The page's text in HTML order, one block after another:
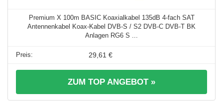
Premium X 100m BASIC Koaxialkabel 135dB 4-fach SAT
Antennenkabel Koax-Kabel DVB-S / S2 DVB-C DVB-T BK
Anlagen RG6 S ...
29,61 €
ZUM TOP ANGEBOT »